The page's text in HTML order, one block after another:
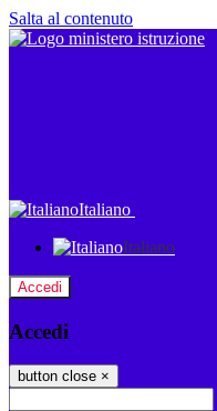
Salta al contenuto
Italiano
Italiano
Accedi
Accedi
button close ×